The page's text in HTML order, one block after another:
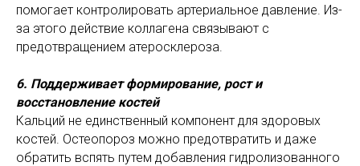
помогает контролировать артериальное давление. Из-
за этого действие коллагена связывают с
предотвращением атеросклероза.
6. Поддерживает формирование, рост и
восстановление костей
Кальций не единственный компонент для здоровых
костей. Остеопороз можно предотвратить и даже
обратить вспять путем добавления гидролизованного